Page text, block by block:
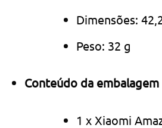
Dimensões:
Peso: 32 g
Conteúdo da embalagem
1 x Xiaomi